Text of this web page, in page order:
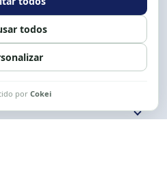
Fale conosco